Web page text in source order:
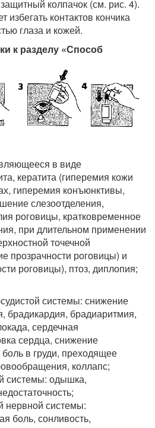
колпачок (см. рис. 4).
избегать контактов кончика
глаза и кожей.
к разделу «Способ
в виде
кератита (гиперемия кожи
гиперемия конъюнктивы,
слезоотделения,
роговицы, кратковременное
при длительном применении
точечной
прозрачности роговицы) и
роговицы), птоз, диплопия;
системы: снижение
брадикардия, брадиаритмия,
сердечная
сердца, снижение
в груди, преходящее
коллапс;
системы: одышка,
нервной системы:
боль, сонливость,